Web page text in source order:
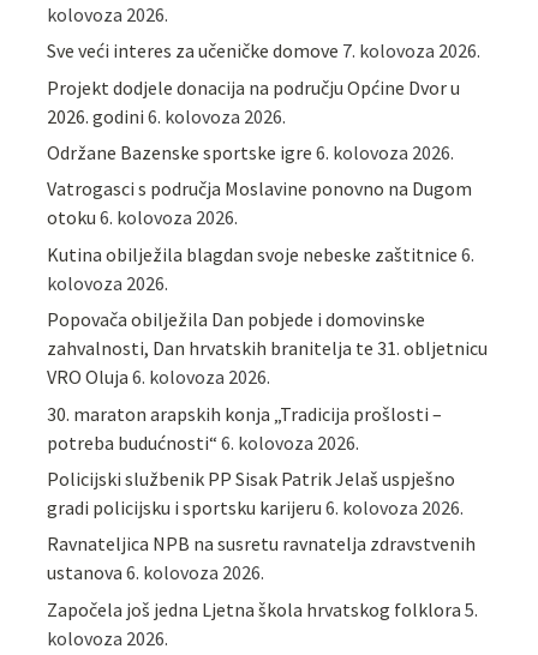
kolovoza 2026.
Sve veći interes za učeničke domove 7. kolovoza 2026.
Projekt dodjele donacija na području Općine Dvor u
2026. godini 6. kolovoza 2026.
Održane Bazenske sportske igre 6. kolovoza 2026.
Vatrogasci s područja Moslavine ponovno na Dugom
otoku 6. kolovoza 2026.
Kutina obilježila blagdan svoje nebeske zaštitnice 6.
kolovoza 2026.
Popovača obilježila Dan pobjede i domovinske
zahvalnosti, Dan hrvatskih branitelja te 31. obljetnicu
VRO Oluja 6. kolovoza 2026.
30. maraton arapskih konja „Tradicija prošlosti –
potreba budućnosti“ 6. kolovoza 2026.
Policijski službenik PP Sisak Patrik Jelaš uspješno
gradi policijsku i sportsku karijeru 6. kolovoza 2026.
Ravnateljica NPB na susretu ravnatelja zdravstvenih
ustanova 6. kolovoza 2026.
Započela još jedna Ljetna škola hrvatskog folklora 5.
kolovoza 2026.